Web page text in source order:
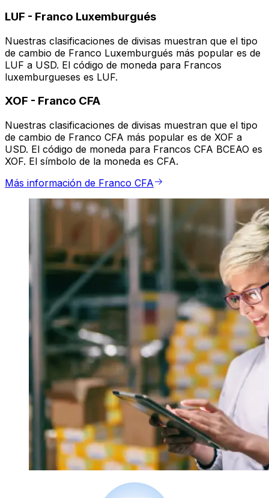
LUF - Franco Luxemburgués
Nuestras clasificaciones de divisas muestran que el tipo
de cambio de Franco Luxemburgués más popular es de
LUF a USD. El código de moneda para Francos
luxemburgueses es LUF.
XOF - Franco CFA
Nuestras clasificaciones de divisas muestran que el tipo
de cambio de Franco CFA más popular es de XOF a
USD. El código de moneda para Francos CFA BCEAO es
XOF. El símbolo de la moneda es CFA.
Más información de Franco CFA